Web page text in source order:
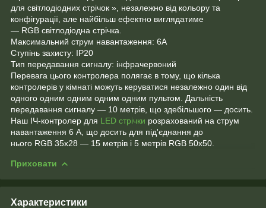
для світлодіодних стрічок », незалежно від кольору та
конфігурації, але найбільш ефектно виглядатиме
— RGB світлодіодна стрічка.
Максимальний струм навантаження: 6А
Ступінь захисту: IP20
Тип передавання сигналу: інфрачервоний
Перевага цього контролера полягає в тому, що кілька
контролерів у кімнаті можуть керуватися незалежно один від
одного одним одним одним одним пультом. Дальність
передавання сигналу — 10 метрів, що здебільшого — досить.
Наш ІЧ-контролер для LED стрічки розрахований на струм
навантаження 6 А, що досить для під'єднання до
нього RGB 35х28 — 15 метрів і 5 метрів RGB 50х50.
Приховати
Характеристики